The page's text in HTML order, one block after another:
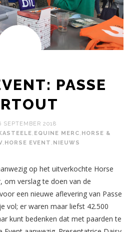
PASSE
SEPTEMBER 2018
, EQUINE MERC, HORSE &
, HORSE EVENT , NIEUWS
op het uitverkochte Horse
om verslag te doen van de
een nieuwe aflevering van Passe
vol; er waren maar liefst 42.500
kunt bedenken dat met paarden te